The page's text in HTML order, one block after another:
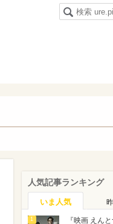
人気記事ランキング
いま人気
1
『映画 えん